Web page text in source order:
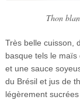
Thon
Très belle cuisson,
basque tels le
et une sauce
du Brésil et jus de
légèrement